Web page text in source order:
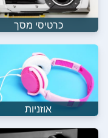
כרטיסי מסך
אוזניות